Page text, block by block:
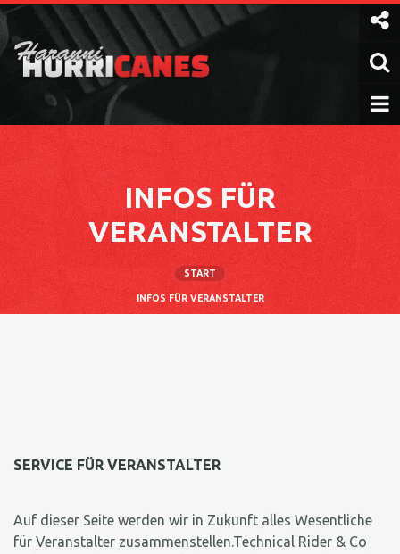
Weiter
zum
Inhalt
INFOS FÜR
VERANSTALTER
START
INFOS FÜR VERANSTALTER
SERVICE FÜR VERANSTALTER
Auf dieser Seite werden wir in Zukunft alles Wesentliche
für Veranstalter zusammenstellen.Technical Rider & Co